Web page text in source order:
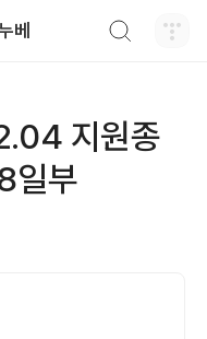
베
지원종
일부